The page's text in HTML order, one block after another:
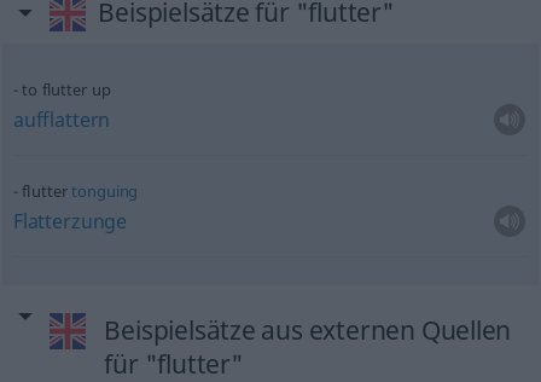
Beispielsätze für "flutter"
to flutter up
aufflattern
fluttertonguing
Flatterzunge
Beispielsätze aus externen Quellen
für "flutter"